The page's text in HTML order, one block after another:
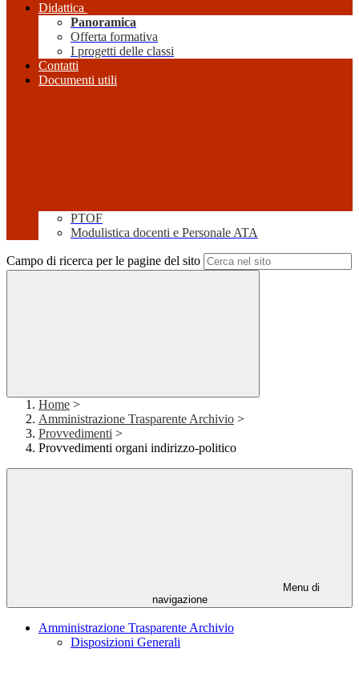
Didattica
Panoramica
Offerta formativa
I progetti delle classi
Contatti
Documenti utili
PTOF
Modulistica docenti e Personale ATA
Campo di ricerca per le pagine del sito
Home >
Amministrazione Trasparente Archivio >
Provvedimenti >
Provvedimenti organi indirizzo-politico
Menu di
navigazione
Amministrazione Trasparente Archivio
Disposizioni Generali